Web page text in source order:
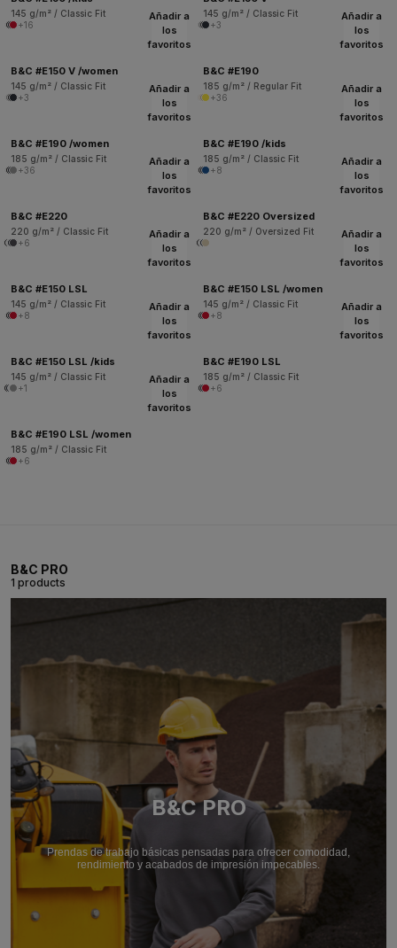
145 g/m² / Classic Fit
+16
145 g/m² / Classic Fit
+3
Añadir a
los
favoritos
B&C #E150 V /women
145 g/m² / Classic Fit
+3
Añadir a
los
favoritos
B&C #E190
185 g/m² / Regular Fit
+36
Añadir a
los
favoritos
B&C #E190 /women
185 g/m² / Classic Fit
+36
Añadir a
los
favoritos
B&C #E190 /kids
185 g/m² / Classic Fit
+8
Añadir a
los
favoritos
B&C #E220
220 g/m² / Classic Fit
+6
Añadir a
los
favoritos
B&C #E220 Oversized
220 g/m² / Oversized Fit
Añadir a
los
favoritos
B&C #E150 LSL
145 g/m² / Classic Fit
+8
Añadir a
los
favoritos
B&C #E150 LSL /women
145 g/m² / Classic Fit
+8
Añadir a
los
favoritos
B&C #E150 LSL /kids
145 g/m² / Classic Fit
+1
Añadir a
los
favoritos
B&C #E190 LSL
185 g/m² / Classic Fit
+6
Añadir a
los
favoritos
B&C #E190 LSL /women
185 g/m² / Classic Fit
+6
B&C PRO
1 products
B&C PRO
Prendas de trabajo básicas pensadas para ofrecer comodidad,
rendimiento y acabados de impresión impecables.